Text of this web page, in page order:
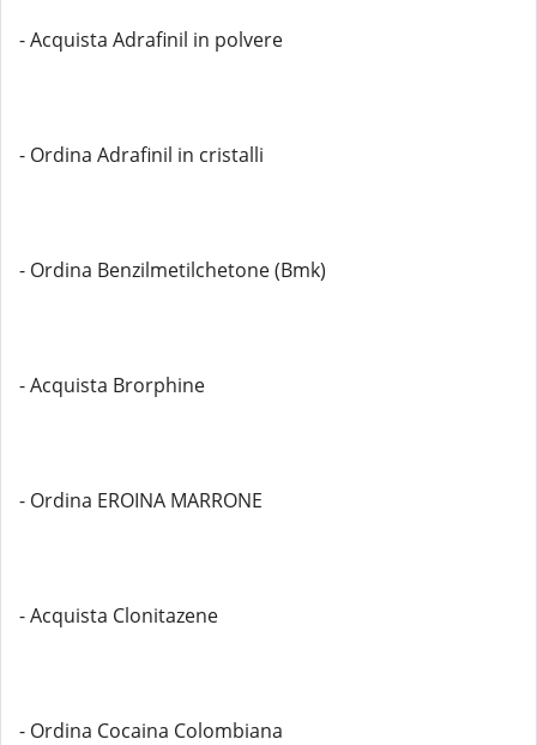
- Acquista Adrafinil in polvere
- Ordina Adrafinil in cristalli
- Ordina Benzilmetilchetone (Bmk)
- Acquista Brorphine
- Ordina EROINA MARRONE
- Acquista Clonitazene
- Ordina Cocaina Colombiana